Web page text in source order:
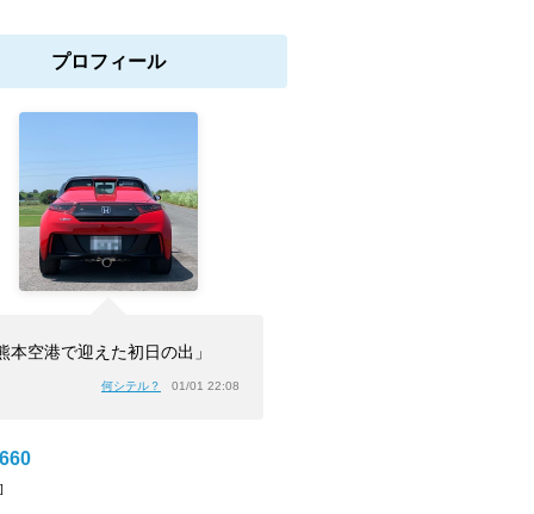
プロフィール
本空港で迎えた初日の出」
何シテル？ 01/01 22:08